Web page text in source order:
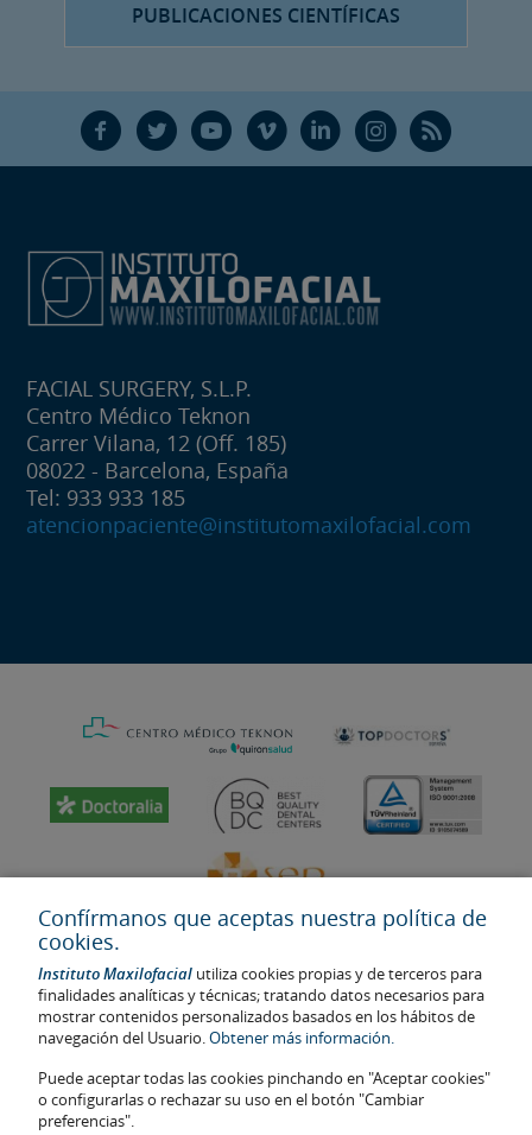
PUBLICACIONES CIENTÍFICAS
F T Y V L Ñ R
FACIAL SURGERY, S.L.P.
Centro Médico Teknon
Carrer Vilana, 12 (Off. 185)
08022 - Barcelona, España
Tel: 933 933 185
atencionpaciente@institutomaxilofacial.com
Última actualización: 2023
No. de autorización de centro sanitario: E08646940
La información presente en la web no reemplaza sino complementa
Confírmanos que aceptas nuestra política de
cookies.
Instituto Maxilofacial utiliza cookies propias y de terceros para
finalidades analíticas y técnicas; tratando datos necesarios para
mostrar contenidos personalizados basados en los hábitos de
navegación del Usuario.Obtener más información.
Puede aceptar todas las cookies pinchando en "Aceptar cookies"
o configurarlas o rechazar su uso en el botón "Cambiar
preferencias".